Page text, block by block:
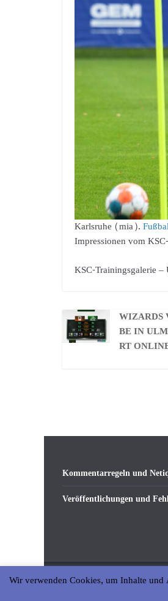
Karlsruhe (mia).
Impressionen vom
KSC-Trainingsgalerie
WIZARDS
BE IN
RT
Kommentarregeln und
Veröffentlichungen und
Copyright © 2026abseits-ka
Wir verwenden Cookies, um Inhalte